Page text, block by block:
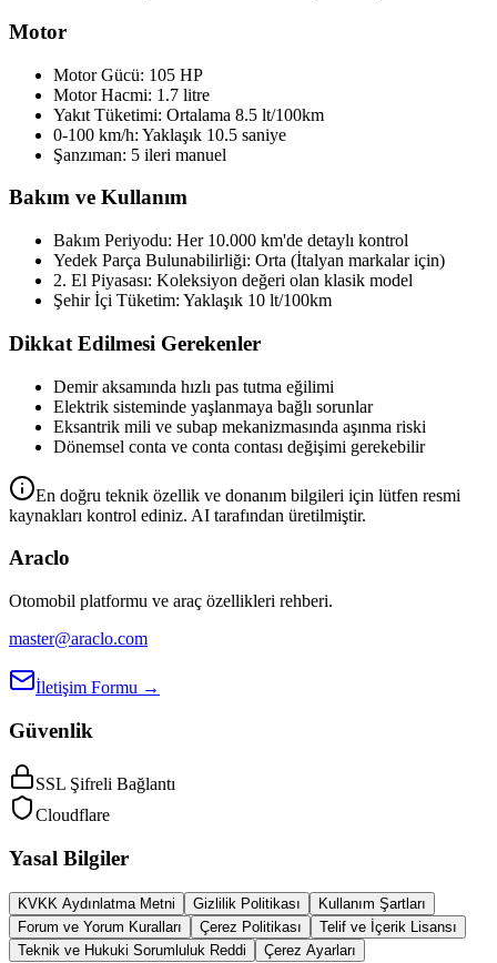
Motor
Motor Gücü: 105 HP
Motor Hacmi: 1.7 litre
Yakıt Tüketimi: Ortalama 8.5 lt/100km
0-100 km/h: Yaklaşık 10.5 saniye
Şanzıman: 5 ileri manuel
Bakım ve Kullanım
Bakım Periyodu: Her 10.000 km'de detaylı kontrol
Yedek Parça Bulunabilirliği: Orta (İtalyan markalar için)
2. El Piyasası: Koleksiyon değeri olan klasik model
Şehir İçi Tüketim: Yaklaşık 10 lt/100km
Dikkat Edilmesi Gerekenler
Demir aksamında hızlı pas tutma eğilimi
Elektrik sisteminde yaşlanmaya bağlı sorunlar
Eksantrik mili ve subap mekanizmasında aşınma riski
Dönemsel conta ve conta contası değişimi gerekebilir
En doğru teknik özellik ve donanım bilgileri için lütfen resmi
kaynakları kontrol ediniz. AI tarafından üretilmiştir.
Araclo
Otomobil platformu ve araç özellikleri rehberi.
master@araclo.com
İletişim Formu →
Güvenlik
SSL Şifreli Bağlantı
Cloudflare
Yasal Bilgiler
KVKK Aydınlatma Metni Gizlilik Politikası
Kullanım Şartları
Forum ve Yorum Kuralları
Çerez Politikası
Telif ve İçerik Lisansı
Teknik ve Hukuki Sorumluluk Reddi
Çerez Ayarları